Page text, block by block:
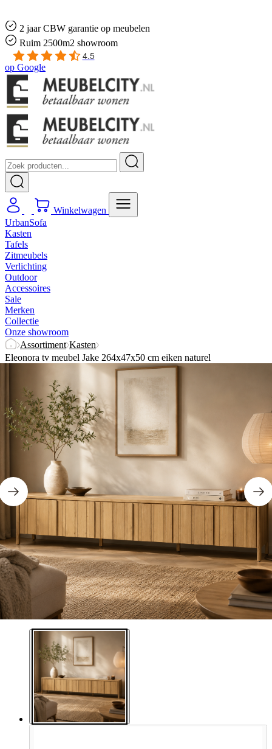
2 jaar CBW garantie op meubelen
Ruim 2500m2 showroom
4.5
op Google
Winkelwagen
UrbanSofa
Kasten
Tafels
Zitmeubels
Verlichting
Outdoor
Accessoires
Sale
Merken
Collectie
Onze showroom
Assortiment Kasten
Eleonora tv meubel Jake 264x47x50 cm eiken naturel